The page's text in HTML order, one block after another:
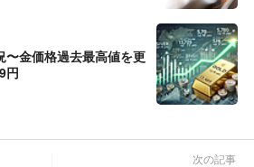
金価格過去最高値を更
円
次の記事